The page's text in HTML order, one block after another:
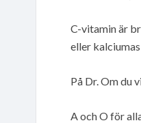
C-vitamin är
eller
På Dr. Om du
A och O för